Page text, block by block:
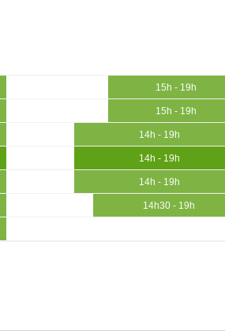
15h - 19h
15h - 19h
14h - 19h
14h - 19h
14h - 19h
14h30 - 19h